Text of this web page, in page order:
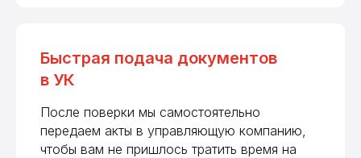
Быстрая подача документов
в УК
После поверки мы самостоятельно
передаем акты в управляющую компанию,
чтобы вам не пришлось тратить время на